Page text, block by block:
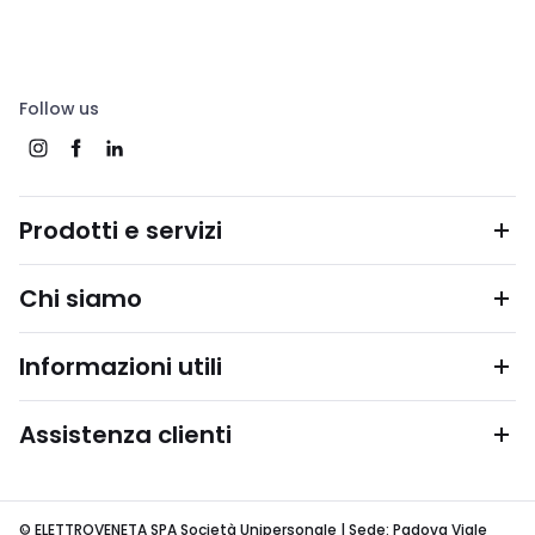
Follow us
Prodotti e servizi
Chi siamo
Informazioni utili
Assistenza clienti
© ELETTROVENETA SPA Società Unipersonale | Sede: Padova Viale